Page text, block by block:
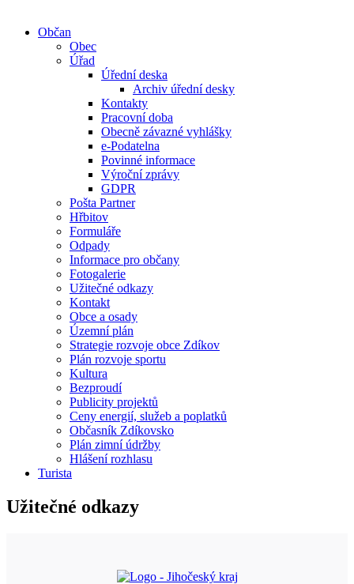
Občan
Obec
Úřad
Úřední deska
Archiv úřední desky
Kontakty
Pracovní doba
Obecně závazné vyhlášky
e-Podatelna
Povinné informace
Výroční zprávy
GDPR
Pošta Partner
Hřbitov
Formuláře
Odpady
Informace pro občany
Fotogalerie
Užitečné odkazy
Kontakt
Obce a osady
Územní plán
Strategie rozvoje obce Zdíkov
Plán rozvoje sportu
Kultura
Bezproudí
Publicity projektů
Ceny energií, služeb a poplatků
Občasník Zdíkovsko
Plán zimní údržby
Hlášení rozhlasu
Turista
Užitečné odkazy